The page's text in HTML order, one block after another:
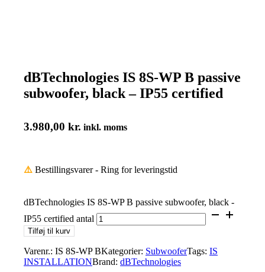
dBTechnologies IS 8S-WP B passive
subwoofer, black – IP55 certified
3.980,00 kr. inkl. moms
⚠️ Bestillingsvarer - Ring for leveringstid
dBTechnologies IS 8S-WP B passive subwoofer, black -
IP55 certified antal
Tilføj til kurv
Varenr.: IS 8S-WP BKategorier: SubwooferTags: IS
INSTALLATIONBrand: dBTechnologies